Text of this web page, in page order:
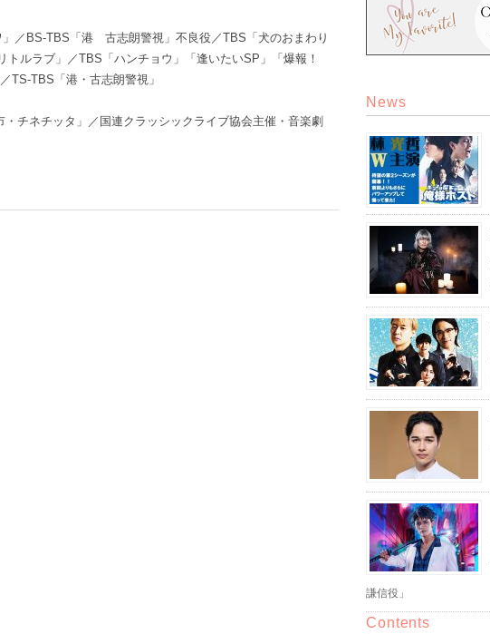
／BS-TBS「港 古志朗警視」不良役／TBS「犬のおまわり
ルラブ」／TBS「ハンチョウ」「逢いたいSP」「爆報！
TS-TBS「港・古志朗警視」
チネチッタ」／国連クラッシックライブ協会主催・音楽劇
News
謙信役」
Contents